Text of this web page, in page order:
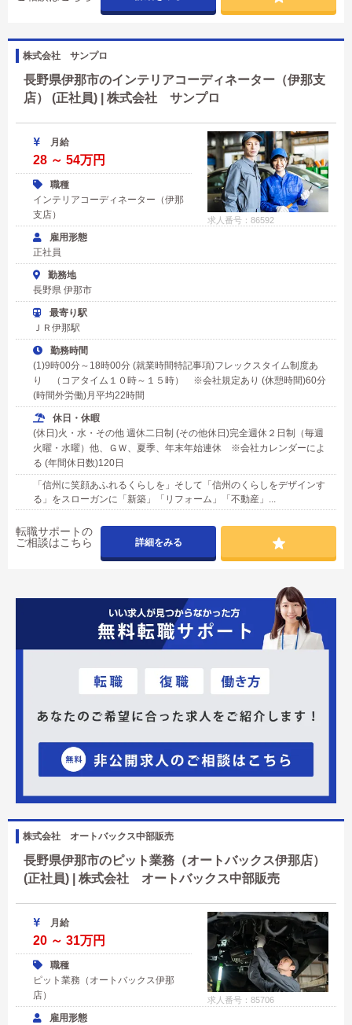
株式会社 サンプロ
長野県伊那市のインテリアコーディネーター（伊那支
店） (正社員) | 株式会社 サンプロ
求人番号：86592
月給
28 ～ 54万円
職種
インテリアコーディネーター（伊那
支店）
雇用形態
正社員
勤務地
長野県 伊那市
最寄り駅
ＪＲ伊那駅
勤務時間
(1)9時00分～18時00分 (就業時間特記事項)フレックスタイム制度あ
り （コアタイム１０時～１５時） ※会社規定あり (休憩時間)60分
(時間外労働)月平均22時間
休日・休暇
(休日)火・水・その他 週休二日制 (その他休日)完全週休２日制（毎週
火曜・水曜）他、ＧＷ、夏季、年末年始連休 ※会社カレンダーによ
る (年間休日数)120日
「信州に笑顔あふれるくらしを」そして「信州のくらしをデザインす
る」をスローガンに「新築」「リフォーム」「不動産」...
転職サポートの
ご相談はこちら
詳細をみる
株式会社 オートバックス中部販売
長野県伊那市のピット業務（オートバックス伊那店）
(正社員) | 株式会社 オートバックス中部販売
求人番号：85706
月給
20 ～ 31万円
職種
ピット業務（オートバックス伊那
店）
雇用形態